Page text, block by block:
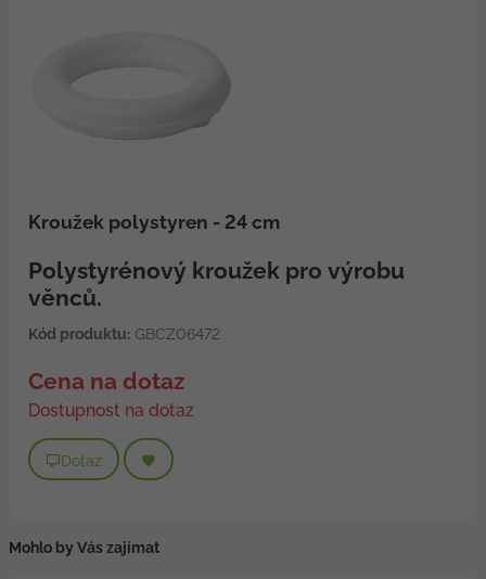
Kroužek polystyren - 24 cm
Polystyrénový kroužek pro výrobu
věnců.
Kód produktu:GBCZ06472
Cena na dotaz
Dostupnost na dotaz
Dotaz
Mohlo by Vás zajímat